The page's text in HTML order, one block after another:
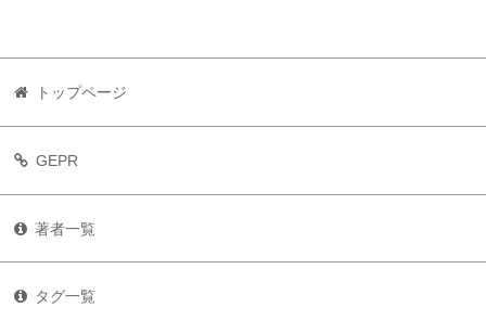
トップページ
GEPR
著者一覧
タグ一覧